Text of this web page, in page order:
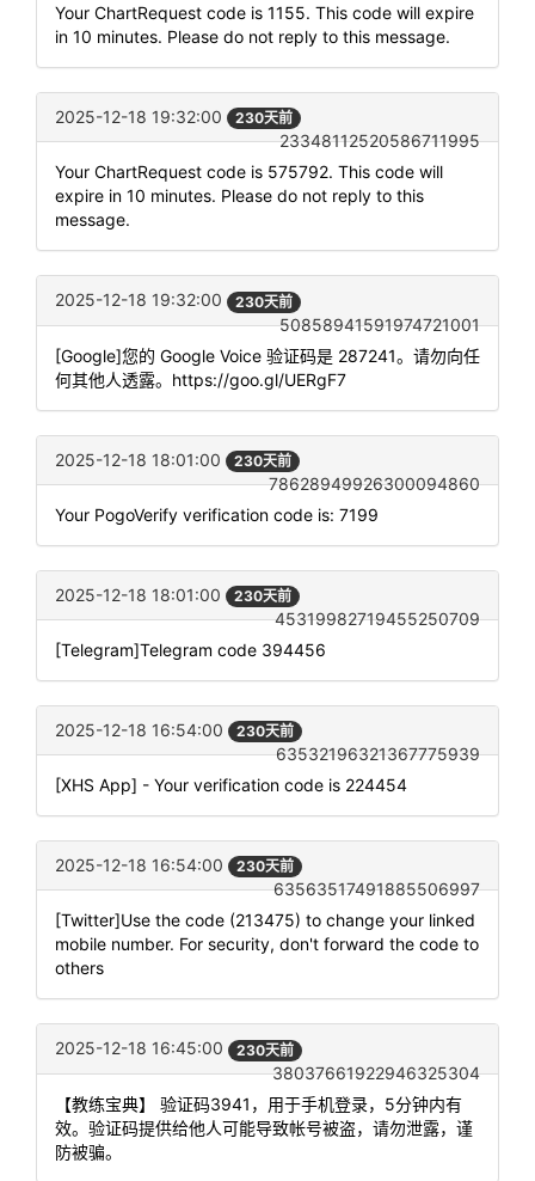
Your ChartRequest code is 1155. This code will expire
in 10 minutes. Please do not reply to this message.
2025-12-18 19:32:00 230天前
23348112520586711995
Your ChartRequest code is 575792. This code will
expire in 10 minutes. Please do not reply to this
message.
2025-12-18 19:32:00 230天前
50858941591974721001
[Google]您的 Google Voice 验证码是 287241。请勿向任
何其他人透露。https://goo.gl/UERgF7
2025-12-18 18:01:00 230天前
78628949926300094860
Your PogoVerify verification code is: 7199
2025-12-18 18:01:00 230天前
45319982719455250709
[Telegram]Telegram code 394456
2025-12-18 16:54:00 230天前
63532196321367775939
[XHS App] - Your verification code is 224454
2025-12-18 16:54:00 230天前
63563517491885506997
[Twitter]Use the code (213475) to change your linked
mobile number. For security, don't forward the code to
others
2025-12-18 16:45:00 230天前
38037661922946325304
【教练宝典】 验证码3941，用于手机登录，5分钟内有
效。验证码提供给他人可能导致帐号被盗，请勿泄露，谨
防被骗。